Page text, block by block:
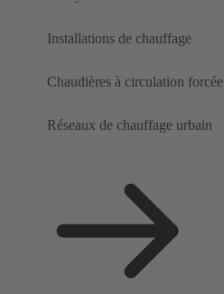
Installations de chauffage
Chaudières à circulation forcée
Réseaux de chauffage urbain